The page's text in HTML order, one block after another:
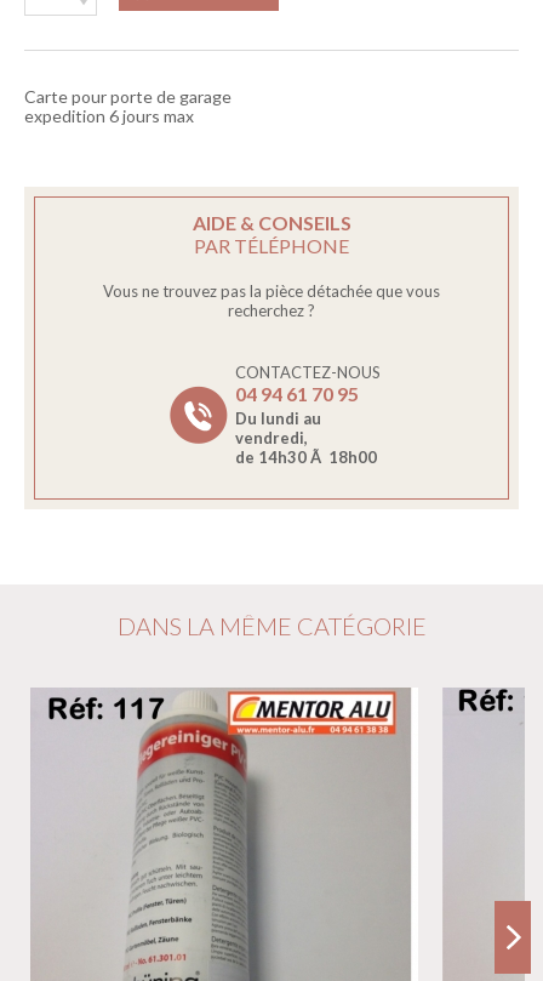
Carte pour porte de garage
expedition 6 jours max
AIDE & CONSEILS
PAR TÉLÉPHONE
Vous ne trouvez pas la pièce détachée que vous
recherchez ?
CONTACTEZ-NOUS
04 94 61 70 95
Du lundi au
vendredi,
de 14h30 Ã 18h00
DANS LA MÊME CATÉGORIE